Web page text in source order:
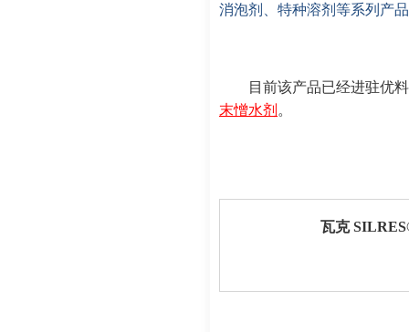
消泡剂、特种溶剂等系列产
目前该产品已经进驻优
末憎水剂 。
瓦克